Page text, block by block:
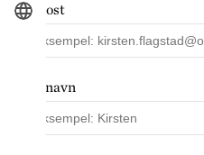
E-post
Fornavn